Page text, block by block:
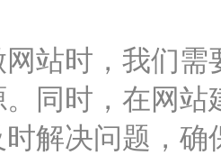
站时，我们
同时，在网
解决问题，